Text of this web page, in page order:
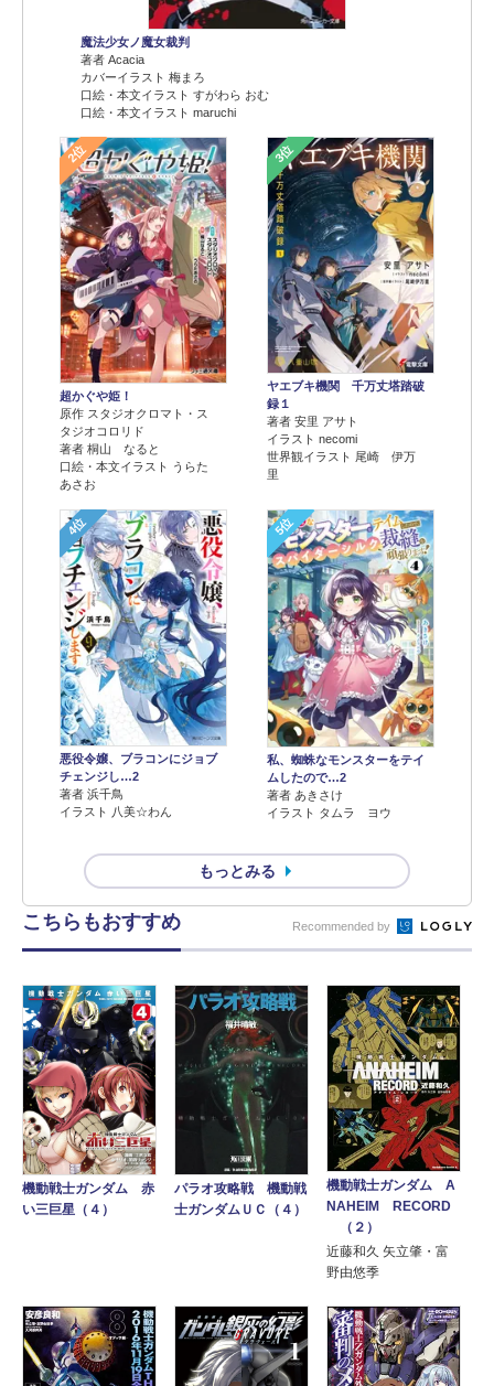
魔法少女ノ魔女裁判
著者 Acacia
カバーイラスト 梅まろ
口絵・本文イラスト すがわら おむ
口絵・本文イラスト maruchi
2位
超かぐや姫！
原作 スタジオクロマト・ス
タジオコロリド
著者 桐山 なると
口絵・本文イラスト うらた
あさお
3位
ヤエブキ機関 千万丈塔踏破
録１
著者 安里 アサト
イラスト necomi
世界観イラスト 尾崎 伊万
里
4位
悪役令嬢、ブラコンにジョブ
チェンジし…2
著者 浜千鳥
イラスト 八美☆わん
5位
私、蜘蛛なモンスターをテイ
ムしたので…2
著者 あきさけ
イラスト タムラ ヨウ
もっとみる
こちらもおすすめ Recommended by
機動戦士ガンダム 赤
い三巨星（４）
パラオ攻略戦 機動戦
士ガンダムＵＣ（４）
機動戦士ガンダム A
NAHEIM RECORD
（２）
近藤和久 矢立肇・富
野由悠季